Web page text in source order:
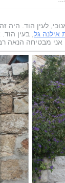
לעין הוד. היה
אילנה גל , בעין
אני מבטיחה הנאה